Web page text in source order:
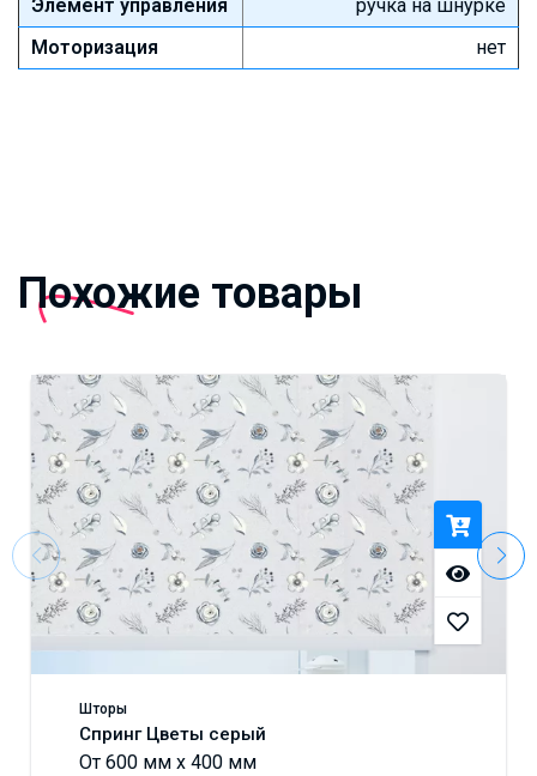
Элемент управления
ручка на шнурке
Моторизация
нет
Похожие товары
Шторы
Спринг Цветы серый
От 600 мм x 400 мм